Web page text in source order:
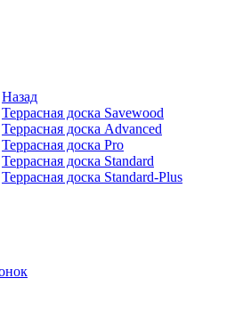
Назад
Террасная доска Savewood
Террасная доска Advanced
Террасная доска Pro
Террасная доска Standard
Террасная доска Standard-Plus